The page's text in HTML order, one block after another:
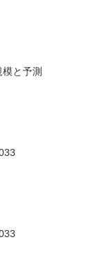
と予測